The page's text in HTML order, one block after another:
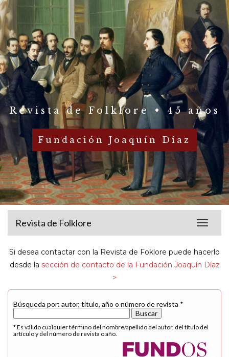
Revista de Folklore • 45 años
Fundación Joaquín Díaz
Toggle
Revista de Folklore
Si desea contactar con la Revista de Foklore puede hacerlo
desde la sección de contacto de la Fundación Joaquín Díaz
>
Búsqueda por: autor, título, año o número de revista *
* Es válido cualquier término del nombre/apellido del autor, del título del
artículo y del número de revista o año.